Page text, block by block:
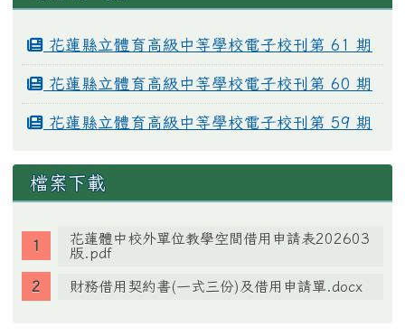
花蓮縣立體育高級中等學校電子校刊第 61 期
花蓮縣立體育高級中等學校電子校刊第 60 期
花蓮縣立體育高級中等學校電子校刊第 59 期
檔案下載
花蓮體中校外單位教學空間借用申請表202603
版.pdf
財務借用契約書(一式三份)及借用申請單.docx